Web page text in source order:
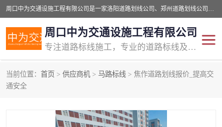
周口中为交通设施工程有限公司是一家洛阳道路划线公司、郑州道路划线公司、平顶山道路车位划线公司、开封车位划线公司、许昌道路车位划线公司、漯河道路车位划线公司，公司始终坚持“诚信、匠心、专注”的宗旨；我们的经营理念是：的服务。
周口中为交通设施工程有限公司
专注道路标线施工，专业的道路标线及交通设施施工服务商!
当前位置： 首页 > 供应商机 > 马路标线 > 焦作道路划线报价_提高交
通安全
交通道路标线
道路标线划线 马路标线